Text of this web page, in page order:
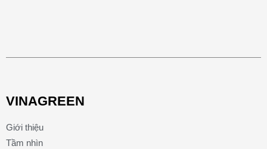
VINAGREEN
Giới thiệu
Tầm nhìn